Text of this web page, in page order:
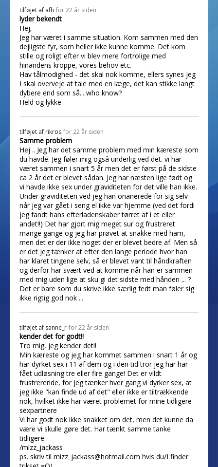
tilføjet af afh for 22 år siden
lyder bekendt
Hej,
Jeg har været i samme situation. Kom sammen med den
dejligste fyr, som heller ikke kunne komme. Det kom
stille og roligt efter vi blev mere fortrolige med
hinandens kroppe, vores behov etc.
Hav tålmodighed - det skal nok komme, ellers synes jeg
I skal overveje at tale med en læge, det kan stikke langt
dybere end som så... who know?
Held og lykke
tilføjet af rikros for 22 år siden
Samme problem
Hej .. Jeg har det samme problem med min kæreste som
du havde. Jeg føler mig også underlig ved det. vi har
været sammen i snart 5 år men det er først på de sidste
ca 2 år det er blevet sådan. Jeg har næsten lige født og
vi havde ikke sex under graviditeten for det ville han ikke.
Under graviditeten ved jeg han onanerede for sig selv
når jeg var gået i seng el ikke var hjemme (ved det fordi
jeg fandt hans efterladenskaber tørret af i et eller
andet!!) Det har gjort mig meget sur og frustreret
mange gange og jeg har prøvet at snakke med ham,
men det er der ikke noget der er blevet bedre af. Men så
er det jeg tænker at efter den lange periode hvor han
har klaret tingene selv, så er blevet vant til håndkraften
og derfor har svært ved at komme når han er sammen
med mig uden lige at sku gi det sidste med hånden ... ?
Det er bare som du skrive ikke særlig fedt man føler sig
ikke rigtig god nok ...
tilføjet af sanne_r for 22 år siden
kender det for godt!!
Tro mig, jeg kender det!!
Min kæreste og jeg har kommet sammen i snart 1 år og
har dyrket sex i 11 af dem og i den tid tror jeg har har
fået udløsning tre eller fire gange! Det er vildt
frustrerende, for jeg tænker hver gang vi dyrker sex, at
jeg ikke "kan finde ud af det" eller ikke er tiltrækkende
nok, hvilket ikke har været problemet for mine tidligere
sexpartnere
Vi har godt nok ikke snakket om det, men det kunne da
være vi skulle gøre det. Har tænkt samme tanke
tidligere.
/mizz_jackass
ps. skriv til mizz_jackass@hotmail.com hvis du/I finder